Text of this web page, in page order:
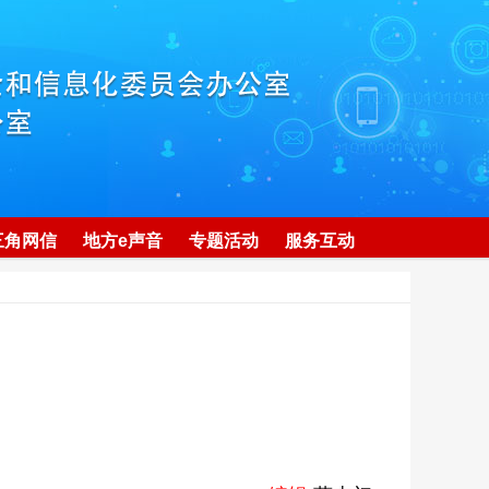
角网信 地方e声音 专题活动 服务互动